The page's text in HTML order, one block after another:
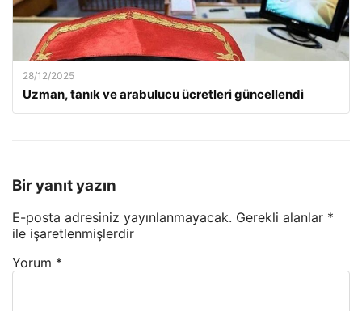
28/12/2025
Uzman, tanık ve arabulucu ücretleri güncellendi
Bir yanıt yazın
E-posta adresiniz yayınlanmayacak. Gerekli alanlar *
ile işaretlenmişlerdir
Yorum *